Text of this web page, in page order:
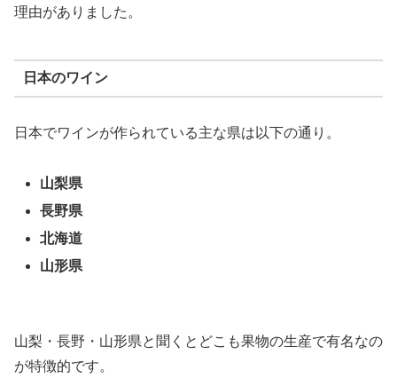
理由がありました。
日本のワイン
日本でワインが作られている主な県は以下の通り。
山梨県
長野県
北海道
山形県
山梨・長野・山形県と聞くとどこも果物の生産で有名なの
が特徴的です。